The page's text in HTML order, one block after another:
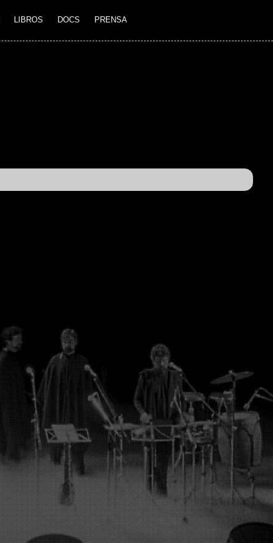
LIBROS DOCS PRENSA